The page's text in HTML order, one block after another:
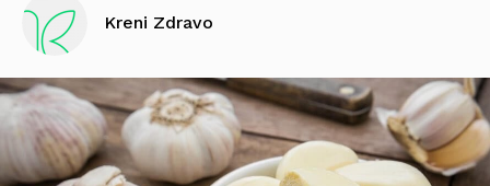
Kreni Zdravo